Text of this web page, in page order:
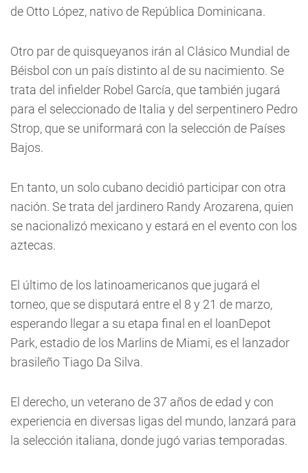
de Otto López, nativo de República Dominicana.
Otro par de quisqueyanos irán al Clásico Mundial de
Béisbol con un país distinto al de su nacimiento. Se
trata del infielder Robel García, que también jugará
para el seleccionado de Italia y del serpentinero Pedro
Strop, que se uniformará con la selección de Países
Bajos.
En tanto, un solo cubano decidió participar con otra
nación. Se trata del jardinero Randy Arozarena, quien
se nacionalizó mexicano y estará en el evento con los
aztecas.
El último de los latinoamericanos que jugará el
torneo, que se disputará entre el 8 y 21 de marzo,
esperando llegar a su etapa final en el loanDepot
Park, estadio de los Marlins de Miami, es el lanzador
brasileño Tiago Da Silva.
El derecho, un veterano de 37 años de edad y con
experiencia en diversas ligas del mundo, lanzará para
la selección italiana, donde jugó varias temporadas.